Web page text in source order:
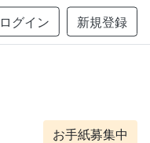
ログイン 新規登録
お手紙募集中